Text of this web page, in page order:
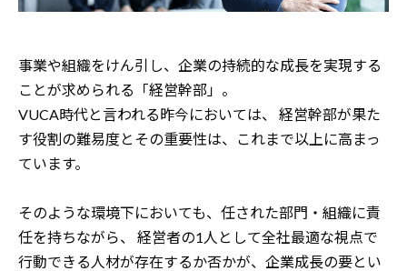
事業や組織をけん引し、企業の持続的な成長を実現する
ことが求められる「経営幹部」。
VUCA時代と言われる昨今においては、
経営幹部が果た
す役割の難易度とその重要性は、これまで以上に高まっ
ています。
そのような環境下においても、任された部門・組織に責
任を持ちながら、
経営者の1人として全社最適な視点で
行動できる人材が存在するか否かが、企業成長の要とい